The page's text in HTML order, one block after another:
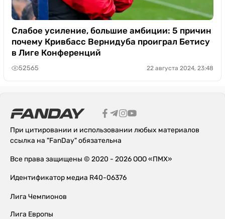
Слабое усиление, большие амбиции: 5 причин
почему Кривбасс Вернидуба проиграл Бетису
в Лиге Конференций
52565 22 августа 2024, 23:48
При цитировании и использовании любых материалов
ссылка на "FanDay" обязательна
Все права защищены © 2020 - 2026 ООО «ПМХ»
Идентификатор медиа R40-06376
Лига Чемпионов
Лига Европы